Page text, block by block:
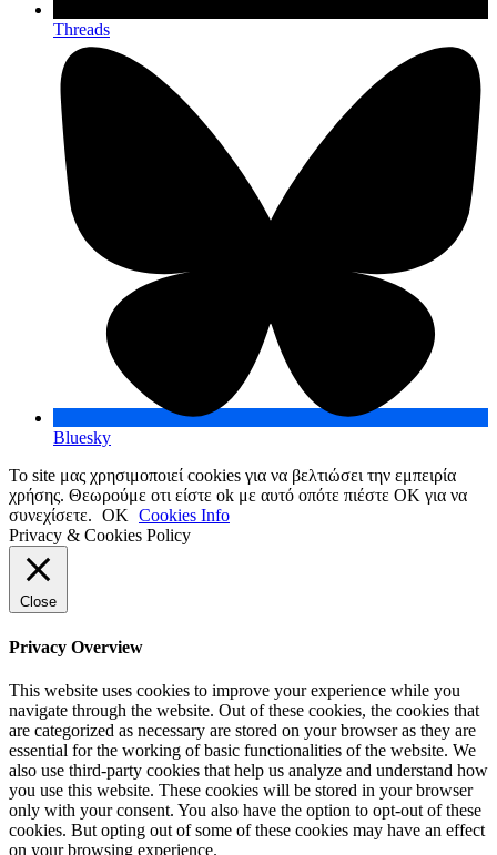
Threads
Bluesky
Το site μας χρησιμοποιεί cookies για να βελτιώσει την εμπειρία
χρήσης. Θεωρούμε οτι είστε ok με αυτό οπότε πιέστε ΟΚ για να
συνεχίσετε. OK Cookies Info
Privacy & Cookies Policy
Close
Privacy Overview
This website uses cookies to improve your experience while you
navigate through the website. Out of these cookies, the cookies that
are categorized as necessary are stored on your browser as they are
essential for the working of basic functionalities of the website. We
also use third-party cookies that help us analyze and understand how
you use this website. These cookies will be stored in your browser
only with your consent. You also have the option to opt-out of these
cookies. But opting out of some of these cookies may have an effect
on your browsing experience.